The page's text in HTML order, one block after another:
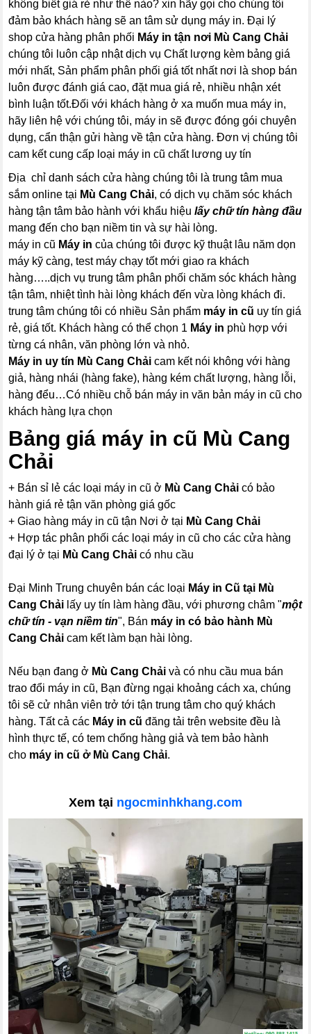
không biết giá rẻ như thế nào? xin hãy gọi cho chúng tôi
đảm bảo khách hàng sẽ an tâm sử dụng máy in. Đại lý
shop cửa hàng phân phối Máy in tận nơi Mù Cang Chải
chúng tôi luôn cập nhật dịch vụ Chất lượng kèm bảng giá
mới nhất, Sản phẩm phân phối giá tốt nhất nơi là shop bán
luôn được đánh giá cao, đặt mua giá rẻ, nhiều nhận xét
bình luận tốt.Đối với khách hàng ở xa muốn mua máy in,
hãy liên hệ với chúng tôi, máy in sẽ được đóng gói chuyên
dụng, cẩn thận gửi hàng về tận cửa hàng. Đơn vị chúng tôi
cam kết cung cấp loại máy in cũ chất lương uy tín
Địa chỉ danh sách cửa hàng chúng tôi là trung tâm mua
sắm online tại Mù Cang Chải, có dịch vụ chăm sóc khách
hàng tận tâm bảo hành với khẩu hiệulấy chữ tín hàng đầu
mang đến cho bạn niềm tin và sự hài lòng.
máy in cũ Máy in của chúng tôi được kỹ thuật lâu năm dọn
máy kỹ càng, test máy chạy tốt mới giao ra khách
hàng…..dịch vụ trung tâm phân phối chăm sóc khách hàng
tận tâm, nhiệt tình hài lòng khách đến vừa lòng khách đi.
trung tâm chúng tôi có nhiều Sản phẩm máy in cũ uy tín giá
rẻ, giá tốt. Khách hàng có thể chọn 1 Máy in phù hợp với
từng cá nhân, văn phòng lớn và nhỏ.
Máy in uy tín Mù Cang Chải cam kết nói không với hàng
giả, hàng nhái (hàng fake), hàng kém chất lượng, hàng lỗi,
hàng đểu…Có nhiều chỗ bán máy in văn bản máy in cũ cho
khách hàng lựa chọn
Bảng giá máy in cũ Mù Cang
Chải
+ Bán sỉ lẻ các loại máy in cũ ở Mù Cang Chải có bảo
hành giá rẻ tận văn phòng giá gốc
+ Giao hàng máy in cũ tận Nơi ở tại Mù Cang Chải
+ Hợp tác phân phối các loại máy in cũ cho các cửa hàng
đại lý ở tại Mù Cang Chải có nhu cầu
Đại Minh Trung chuyên bán các loại Máy in Cũ tại Mù
Cang Chải lấy uy tín làm hàng đầu, với phương châm "một
chữ tín - vạn niềm tin", Bán máy in có bảo hành Mù
Cang Chải cam kết làm bạn hài lòng.
Nếu bạn đang ở Mù Cang Chải và có nhu cầu mua bán
trao đổi máy in cũ, Bạn đừng ngại khoảng cách xa, chúng
tôi sẽ cử nhân viên trở tới tận trung tâm cho quý khách
hàng. Tất cả các Máy in cũ đăng tải trên website đều là
hình thực tế, có tem chống hàng giả và tem bảo hành
cho máy in cũ ở Mù Cang Chải.
Xem tại ngocminhkhang.com